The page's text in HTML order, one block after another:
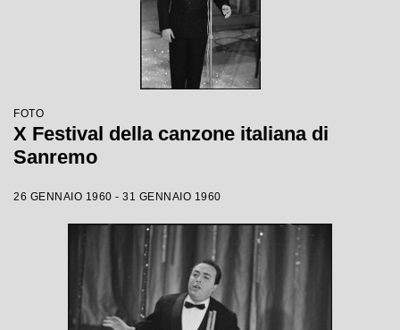
FOTO
X Festival della canzone italiana di
Sanremo
26 GENNAIO 1960 - 31 GENNAIO 1960